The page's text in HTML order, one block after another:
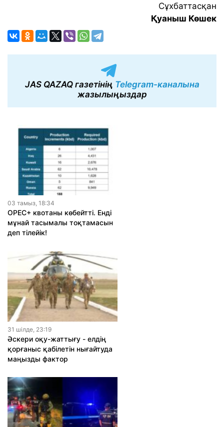
Сұхбаттасқан
Қуаныш Көшек
JAS QAZAQ газетінің Telegram-каналына
жазылыңыздар
03 тамыз, 18:34
OPEC+ квотаны көбейтті. Енді
мұнай тасымалы тоқтамасын
деп тілейік!
31 шiлде, 23:19
Әскери оқу-жаттығу - елдің
қорғаныс қабілетін нығайтуда
маңызды фактор